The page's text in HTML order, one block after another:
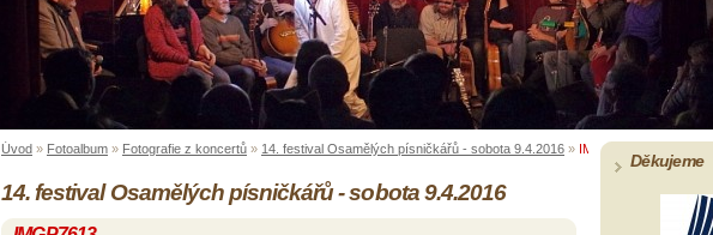
Úvod » Fotoalbum » Fotografie z koncertů » 14. festival Osamělých písničkářů - sobota 9.4.2016 » IMGP7613
14. festival Osamělých písničkářů - sobota 9.4.2016
Děkujeme